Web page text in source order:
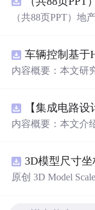
白，别人眉来眼去，我
（共88页PPT）地
内容概要：本文研
工况下路径跟踪精
制与RLQR的复合
分析其控制性能，
度与系统稳定性，
力。; 适合人群：具备自动控制理论基础、车辆工程背景或
内容概要：本文介
原创 3D Model